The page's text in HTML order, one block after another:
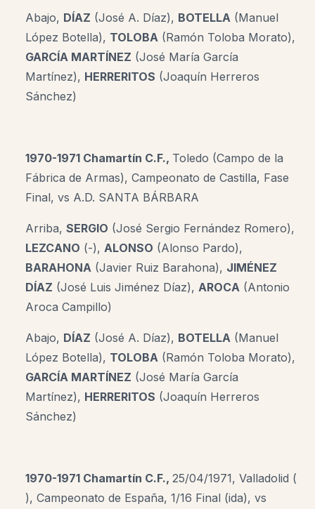
Abajo, DÍAZ (José A. Díaz), BOTELLA (Manuel
López Botella), TOLOBA (Ramón Toloba Morato),
GARCÍA MARTÍNEZ (José María García
Martínez), HERRERITOS (Joaquín Herreros
Sánchez)
1970-1971 Chamartín C.F., Toledo (Campo de la
Fábrica de Armas), Campeonato de Castilla, Fase
Final, vs A.D. SANTA BÁRBARA
Arriba, SERGIO (José Sergio Fernández Romero),
LEZCANO (-), ALONSO (Alonso Pardo),
BARAHONA (Javier Ruiz Barahona), JIMÉNEZ
DÍAZ (José Luis Jiménez Díaz), AROCA (Antonio
Aroca Campillo)
Abajo, DÍAZ (José A. Díaz), BOTELLA (Manuel
López Botella), TOLOBA (Ramón Toloba Morato),
GARCÍA MARTÍNEZ (José María García
Martínez), HERRERITOS (Joaquín Herreros
Sánchez)
1970-1971 Chamartín C.F., 25/04/1971, Valladolid (
), Campeonato de España, 1/16 Final (ida), vs